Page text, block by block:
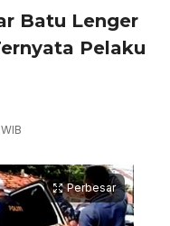
Batu Lenger
Pelaku
Perbesar